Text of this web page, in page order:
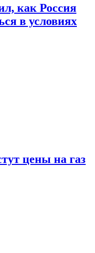
как Россия
в условиях
цены на газ